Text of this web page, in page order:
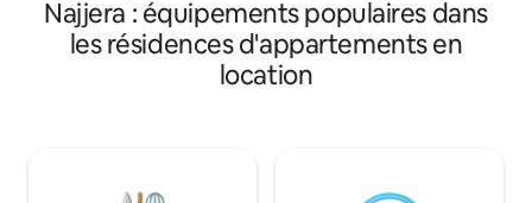
accessibilité. L’Acacia Mall se trouve à
seulement 4 km, tandis que le
Kabira Country Club est à moins de
2 km, ce qui vous permet d’accéder
Kampala–Entebbe. Une alimentation de
à proximité des
seulement 5
commercial
l'Ivory Uganda
Najjera : équipements populaires dans
les résidences d'appartements en
location